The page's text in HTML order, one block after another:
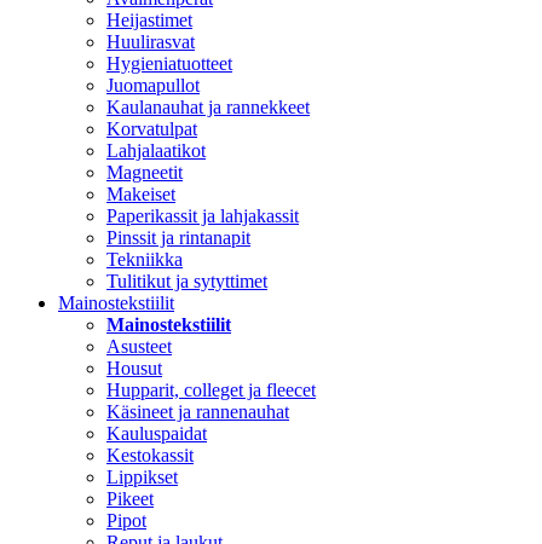
Heijastimet
Huulirasvat
Hygieniatuotteet
Juomapullot
Kaulanauhat ja rannekkeet
Korvatulpat
Lahjalaatikot
Magneetit
Makeiset
Paperikassit ja lahjakassit
Pinssit ja rintanapit
Tekniikka
Tulitikut ja sytyttimet
Mainostekstiilit
Mainostekstiilit
Asusteet
Housut
Hupparit, colleget ja fleecet
Käsineet ja rannenauhat
Kauluspaidat
Kestokassit
Lippikset
Pikeet
Pipot